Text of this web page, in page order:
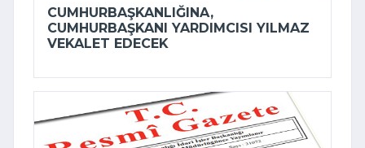
CUMHURBAŞKANLIĞINA,
CUMHURBAŞKANI YARDIMCISI YILMAZ
VEKALET EDECEK